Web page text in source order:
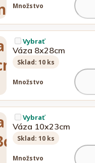
Množstvo
Vybrať
Váza 8x28cm
Sklad: 10 ks
Množstvo
Vybrať
Váza 10x23cm
Sklad: 10 ks
Množstvo